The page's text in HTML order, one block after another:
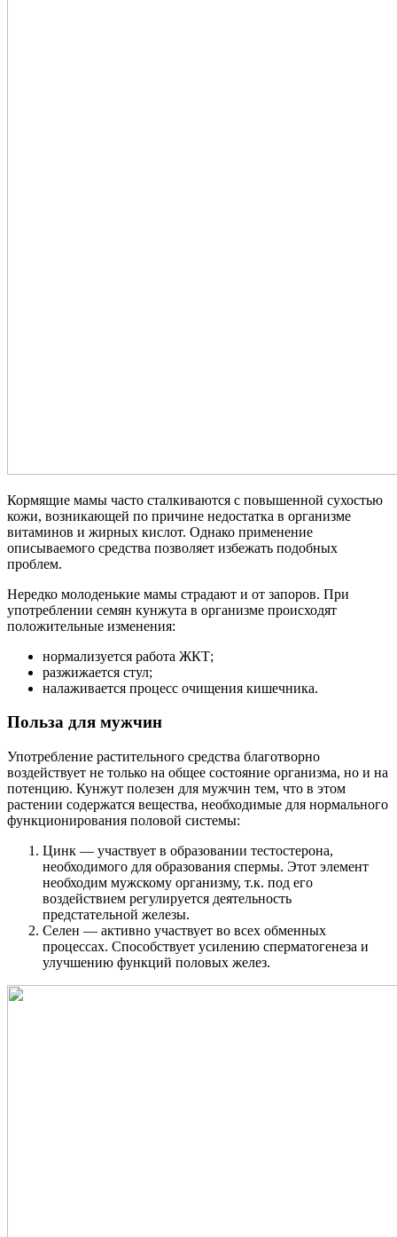
Кормящие мамы часто сталкиваются с повышенной сухостью
кожи, возникающей по причине недостатка в организме
витаминов и жирных кислот. Однако применение
описываемого средства позволяет избежать подобных
проблем.
Нередко молоденькие мамы страдают и от запоров. При
употреблении семян кунжута в организме происходят
положительные изменения:
нормализуется работа ЖКТ;
разжижается стул;
налаживается процесс очищения кишечника.
Польза для мужчин
Употребление растительного средства благотворно
воздействует не только на общее состояние организма, но и на
потенцию. Кунжут полезен для мужчин тем, что в этом
растении содержатся вещества, необходимые для нормального
функционирования половой системы:
Цинк — участвует в образовании тестостерона,
необходимого для образования спермы. Этот элемент
необходим мужскому организму, т.к. под его
воздействием регулируется деятельность
предстательной железы.
Селен — активно участвует во всех обменных
процессах. Способствует усилению сперматогенеза и
улучшению функций половых желез.